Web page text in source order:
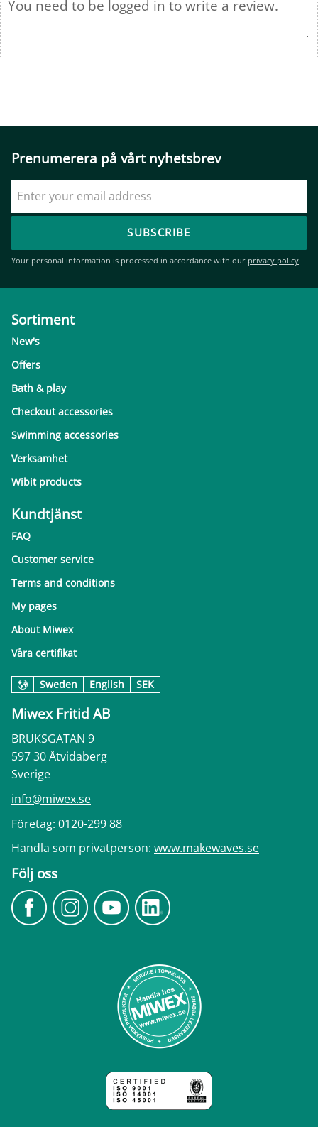
Prenumerera på vårt nyhetsbrev
SUBSCRIBE
Your personal information is processed in accordance with our privacy policy.
Sortiment
New's
Offers
Bath & play
Checkout accessories
Swimming accessories
Verksamhet
Wibit products
Kundtjänst
FAQ
Customer service
Terms and conditions
My pages
About Miwex
Våra certifikat
Sweden English SEK
Miwex Fritid AB
BRUKSGATAN 9
597 30 Åtvidaberg
Sverige
info@miwex.se
Företag: 0120-299 88
Handla som privatperson: www.makewaves.se
Följ oss